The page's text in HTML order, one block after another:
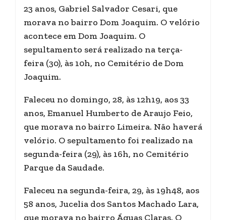
23 anos, Gabriel Salvador Cesari, que
morava no bairro Dom Joaquim. O velório
acontece em Dom Joaquim. O
sepultamento será realizado na terça-
feira (30), às 10h, no Cemitério de Dom
Joaquim.
Faleceu no domingo, 28, às 12h19, aos 33
anos, Emanuel Humberto de Araujo Feio,
que morava no bairro Limeira. Não haverá
velório. O sepultamento foi realizado na
segunda-feira (29), às 16h, no Cemitério
Parque da Saudade.
Faleceu na segunda-feira, 29, às 19h48, aos
58 anos, Jucelia dos Santos Machado Lara,
que morava no bairro Águas Claras. O